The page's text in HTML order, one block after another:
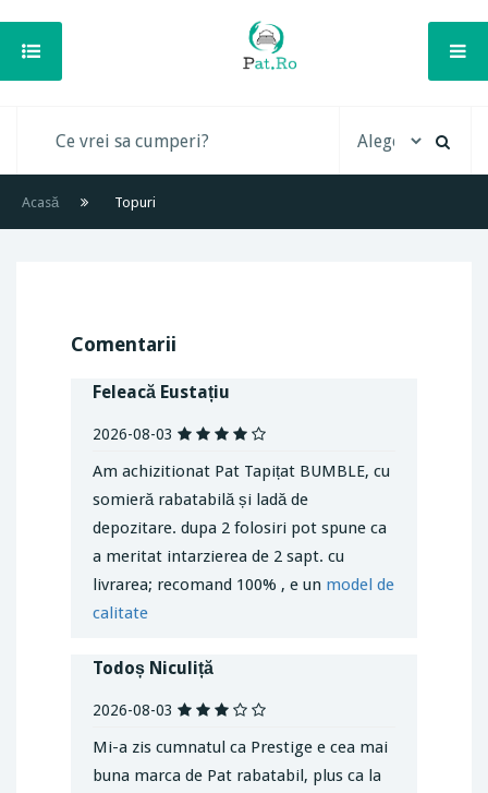
Acasă Topuri
Comentarii
Feleacă Eustațiu
2026-08-03
Am achizitionat Pat Tapițat BUMBLE, cu
somieră rabatabilă și ladă de
depozitare. dupa 2 folosiri pot spune ca
a meritat intarzierea de 2 sapt. cu
livrarea; recomand 100% , e un model de
calitate
Todoș Niculiță
2026-08-03
Mi-a zis cumnatul ca Prestige e cea mai
buna marca de Pat rabatabil, plus ca la